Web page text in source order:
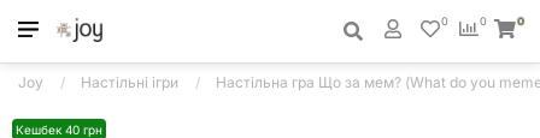
0
0 0
Joy Настільні ігри Настільна гра Що за мем? (What do you
Кешбек 40 грн